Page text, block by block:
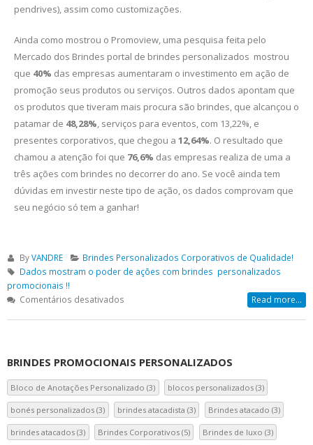
pendrives), assim como customizações.
Ainda como mostrou o Promoview, uma pesquisa feita pelo
Mercado dos Brindes portal de brindes personalizados mostrou
que 40% das empresas aumentaram o investimento em ação de
promoção seus produtos ou serviços. Outros dados apontam que
os produtos que tiveram mais procura são brindes, que alcançou o
patamar de 48,28%, serviços para eventos, com 13,22%, e
presentes corporativos, que chegou a 12,64%. O resultado que
chamou a atenção foi que 76,6% das empresas realiza de uma a
três ações com brindes no decorrer do ano. Se você ainda tem
dúvidas em investir neste tipo de ação, os dados comprovam que
seu negócio só tem a ganhar!
ByVANDRE
Brindes Personalizados Corporativos de Qualidade!
Dados mostram o poder de ações com brindes personalizados
promocionais !!
Comentários desativadosem
de
ações
com
brindes
personalizados
promocionais
Read more...
BRINDES PROMOCIONAIS PERSONALIZADOS
Bloco de Anotações Personalizado (3) blocos personalizados (3)
bonés personalizados (3) brindes atacadista (3) Brindes atacado (3)
brindes atacados (3) Brindes Corporativos (5) Brindes de luxo (3)